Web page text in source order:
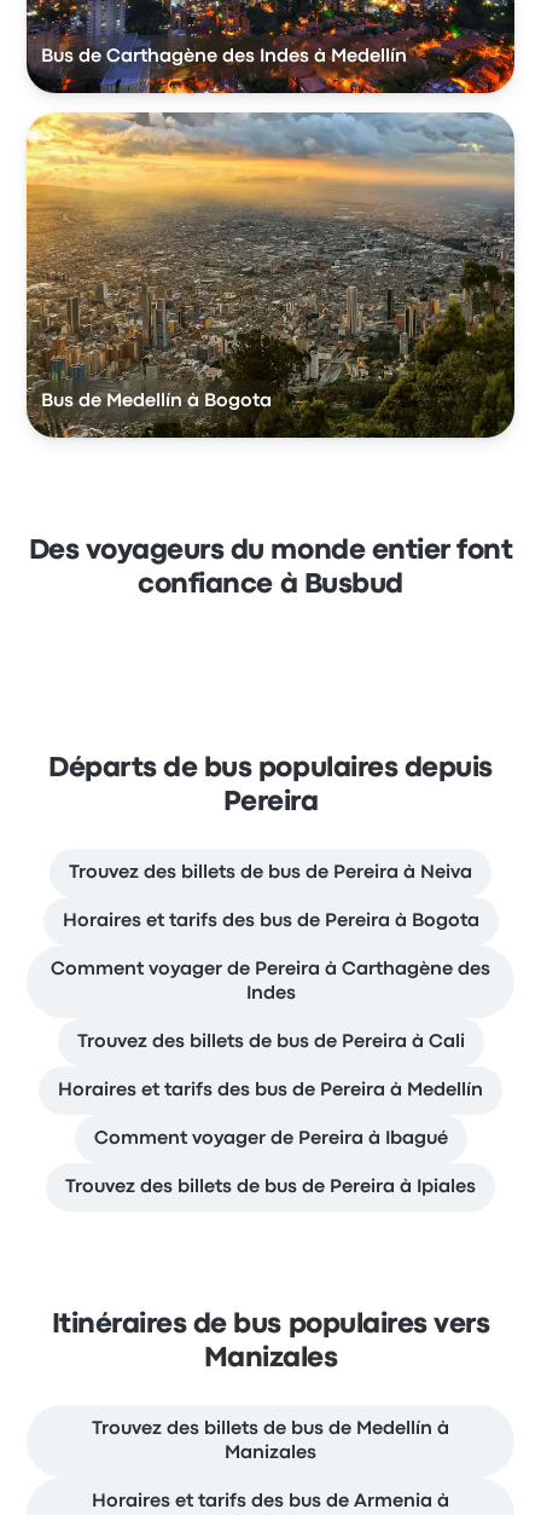
Bus de Carthagène des Indes à Medellín
Bus de Medellín à Bogota
Des voyageurs du monde entier font
confiance à Busbud
Départs de bus populaires depuis
Pereira
Trouvez des billets de bus de Pereira à Neiva
Horaires et tarifs des bus de Pereira à Bogota
Comment voyager de Pereira à Carthagène des
Indes
Trouvez des billets de bus de Pereira à Cali
Horaires et tarifs des bus de Pereira à Medellín
Comment voyager de Pereira à Ibagué
Trouvez des billets de bus de Pereira à Ipiales
Itinéraires de bus populaires vers
Manizales
Trouvez des billets de bus de Medellín à
Manizales
Horaires et tarifs des bus de Armenia à